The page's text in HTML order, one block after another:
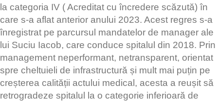
la categoria IV ( Acreditat cu încredere scăzută) în
care s-a aflat anterior anului 2023. Acest regres s-a
înregistrat pe parcursul mandatelor de manager ale
lui Suciu Iacob, care conduce spitalul din 2018. Prin
management neperformant, netransparent, orientat
spre cheltuieli de infrastructură și mult mai puțin pe
creșterea calității actului medical, acesta a reușit să
retrogradeze spitalul la o categorie inferioară de